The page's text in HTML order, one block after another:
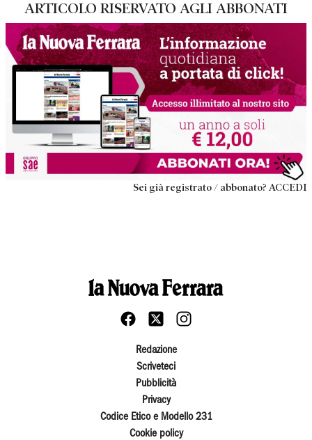
ARTICOLO RISERVATO AGLI ABBONATI
Sei già registrato / abbonato? ACCEDI
Redazione
Scriveteci
Pubblicità
Privacy
Codice Etico e Modello 231
Cookie policy